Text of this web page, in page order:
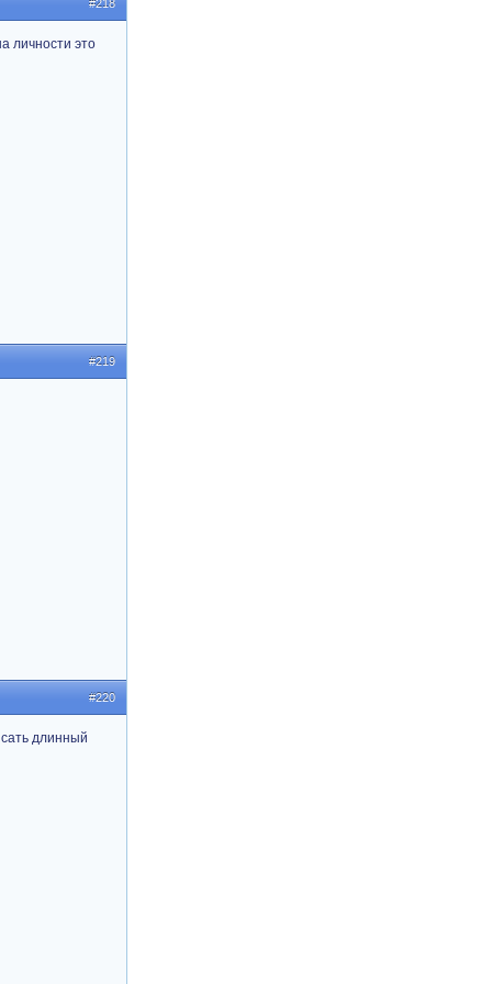
#218
личности это
#219
#220
длинный